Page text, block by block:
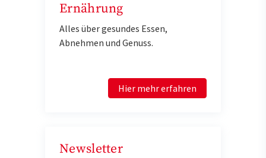
Ernährung
Alles über gesundes Essen,
Abnehmen und Genuss.
Hier mehr erfahren
Newsletter